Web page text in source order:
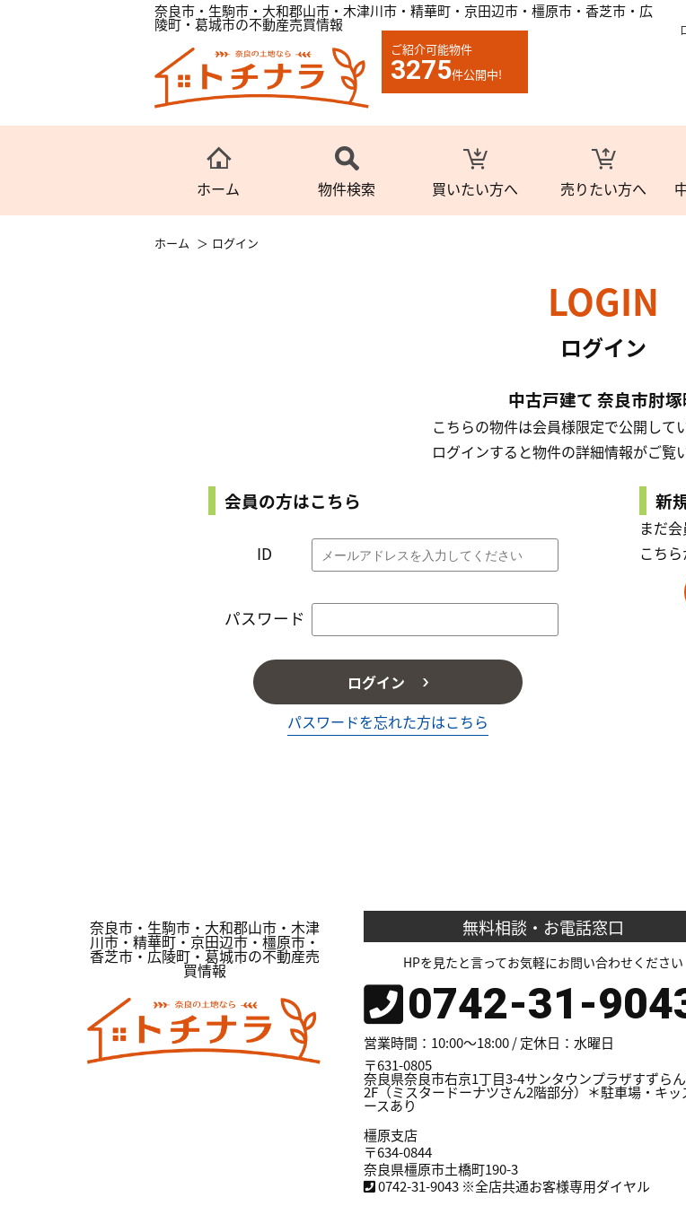
奈良市・生駒市・大和郡山市・木津川市・精華町・京田辺市・橿原市・香芝市・広
陵町・葛城市の不動産売買情報
ご紹介可能物件
3275件公開中!
ホーム 物件検索 買いたい方へ 売りたい方へ
ホーム ログイン
LOGIN
ログイン
中古戸建て 奈良市肘
こちらの物件は会員様限定で公開して
ログインすると物件の詳細情報がご覧
会員の方はこちら
ID
パスワード
ログイン
パスワードを忘れた方はこちら
新
まだ
こちら
奈良市・生駒市・大和郡山市・木津
川市・精華町・京田辺市・橿原市・
香芝市・広陵町・葛城市の不動産売
買情報
無料相談・お電話窓口
HPを見たと言ってお気軽にお問い合わせください
0742-31-
営業時間：10:00～18:00 / 定休日：水曜日
〒631-0805
奈良県奈良市右京1丁目3-4サンタウンプラザすずら
2F（ミスタードーナツさん2階部分）＊駐車場・キッ
ースあり
橿原支店
〒634-0844
奈良県橿原市土橋町190-3
0742-31-9043 ※全店共通お客様専用ダイヤル